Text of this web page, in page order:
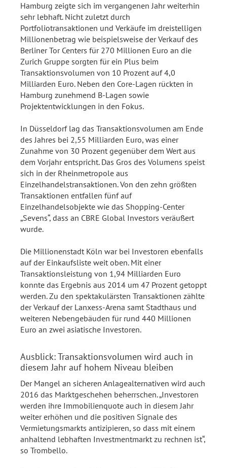
Hamburg zeigte sich im vergangenen Jahr weiterhin
sehr lebhaft. Nicht zuletzt durch
Portfoliotransaktionen und Verkäufe im dreistelligen
Millionenbetrag wie beispielsweise der Verkauf des
Berliner Tor Centers für 270 Millionen Euro an die
Zurich Gruppe sorgten für ein Plus beim
Transaktionsvolumen von 10 Prozent auf 4,0
Milliarden Euro. Neben den Core-Lagen rückten in
Hamburg zunehmend B-Lagen sowie
Projektentwicklungen in den Fokus.
In Düsseldorf lag das Transaktionsvolumen am Ende
des Jahres bei 2,55 Milliarden Euro, was einer
Zunahme von 30 Prozent gegenüber dem Wert aus
dem Vorjahr entspricht. Das Gros des Volumens speist
sich in der Rheinmetropole aus
Einzelhandelstransaktionen. Von den zehn größten
Transaktionen entfallen fünf auf
Einzelhandelsobjekte wie das Shopping-Center
„Sevens“, dass an CBRE Global Investors veräußert
wurde.
Die Millionenstadt Köln war bei Investoren ebenfalls
auf der Einkaufsliste weit oben. Mit einer
Transaktionsleistung von 1,94 Milliarden Euro
konnte das Ergebnis aus 2014 um 47 Prozent getoppt
werden. Zu den spektakulärsten Transaktionen zählte
der Verkauf der Lanxess-Arena samt Stadthaus und
weiteren Nebengebäuden für rund 440 Millionen
Euro an zwei asiatische Investoren.
Ausblick: Transaktionsvolumen wird auch in
diesem Jahr auf hohem Niveau bleiben
Der Mangel an sicheren Anlagealternativen wird auch
2016 das Marktgeschehen beherrschen. „Investoren
werden ihre Immobilienquote auch in diesem Jahr
weiter erhöhen und die positiven Signale des
Vermietungsmarkts antizipieren, so dass mit einem
anhaltend lebhaften Investmentmarkt zu rechnen ist“,
so Trombello.